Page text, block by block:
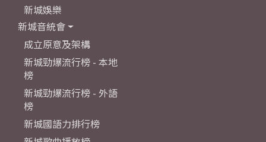
新城娛樂
新城音統會
成立原意及架構
新城勁爆流行榜 - 本地
榜
新城勁爆流行榜 - 外語
榜
新城國語力排行榜